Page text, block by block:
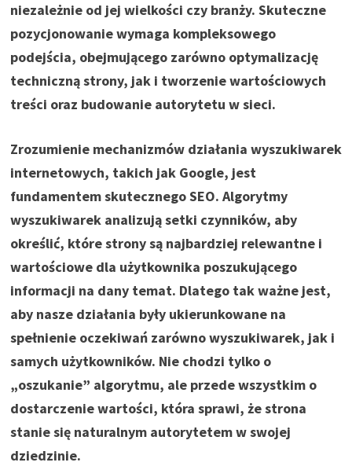
niezależnie od jej wielkości czy branży. Skuteczne
pozycjonowanie wymaga kompleksowego
podejścia, obejmującego zarówno optymalizację
techniczną strony, jak i tworzenie wartościowych
treści oraz budowanie autorytetu w sieci.
Zrozumienie mechanizmów działania wyszukiwarek
internetowych, takich jak Google, jest
fundamentem skutecznego SEO. Algorytmy
wyszukiwarek analizują setki czynników, aby
określić, które strony są najbardziej relewantne i
wartościowe dla użytkownika poszukującego
informacji na dany temat. Dlatego tak ważne jest,
aby nasze działania były ukierunkowane na
spełnienie oczekiwań zarówno wyszukiwarek, jak i
samych użytkowników. Nie chodzi tylko o
„oszukanie” algorytmu, ale przede wszystkim o
dostarczenie wartości, która sprawi, że strona
stanie się naturalnym autorytetem w swojej
dziedzinie.